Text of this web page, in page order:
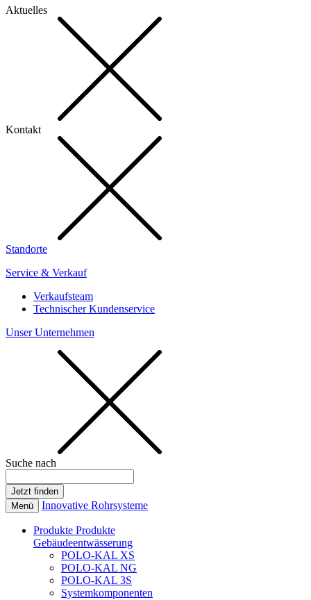
Aktuelles
Kontakt
Standorte
Service & Verkauf
Verkaufsteam
Technischer Kundenservice
Unser Unternehmen
Suche nach
Menü Innovative Rohrsysteme
Produkte Produkte
Gebäudeentwässerung
POLO-KAL XS
POLO-KAL NG
POLO-KAL 3S
Systemkomponenten